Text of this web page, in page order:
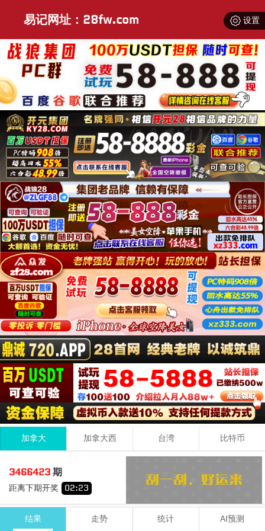
设置
易记网址：28fw.com
加拿大 加拿大西 台湾 比特币
3466423期
距离下期开奖 02:23
6 + 8 0 14
期号 号码
结果 走势 统计 AI预测